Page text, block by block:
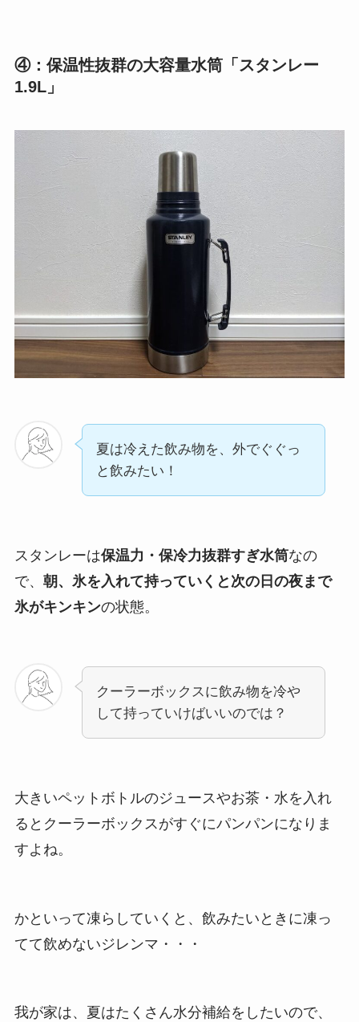
④：保温性抜群の大容量水筒「スタンレー
1.9L」
夏は冷えた飲み物を、外でぐぐっ
と飲みたい！
スタンレーは保温力・保冷力抜群すぎ水筒なの
で、 朝、氷を入れて持っていくと次の日の夜まで
氷がキンキンの状態。
クーラーボックスに飲み物を冷や
して持っていけばいいのでは？
大きいペットボトルのジュースやお茶・水を入れ
るとクーラーボックスがすぐにパンパンになりま
すよね。
かといって凍らしていくと、飲みたいときに凍っ
てて飲めないジレンマ・・・
我が家は、夏はたくさん水分補給をしたいので、